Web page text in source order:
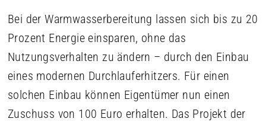
Bei der Warmwasserbereitung lassen sich bis zu 20
Prozent Energie einsparen, ohne das
Nutzungsverhalten zu ändern – durch den Einbau
eines modernen Durchlauferhitzers. Für einen
solchen Einbau können Eigentümer nun einen
Zuschuss von 100 Euro erhalten. Das Projekt der